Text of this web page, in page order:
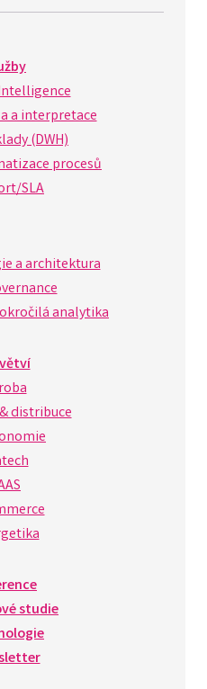
a interpretace
(DWH)
procesů
SLA
a architektura
analytika
distribuce
studie